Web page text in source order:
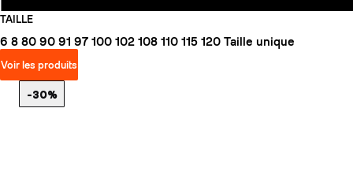
TAILLE
6 8 80 90 91 97 100 102 108 110 115 120 Taille unique
Voir les produits
-30%